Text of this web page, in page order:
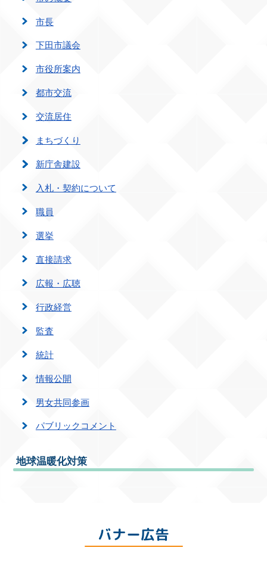
市長
下田市議会
市役所案内
都市交流
交流居住
まちづくり
新庁舎建設
入札・契約について
職員
選挙
直接請求
広報・広聴
行政経営
監査
統計
情報公開
男女共同参画
パブリックコメント
地球温暖化対策
バナー広告